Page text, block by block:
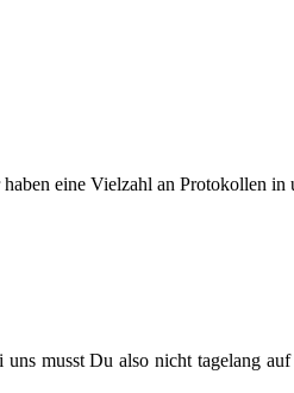
eine Vielzahl an Protokollen in
musst Du also nicht tagelang